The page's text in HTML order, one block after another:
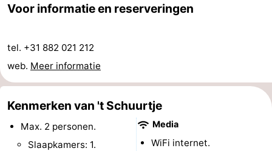
Uitkijkpunten
Attracties
-
Rondvaarten
-
Speeltuinen
-
Binnenspeeltuinen
-
Voor informatie en reserveringen
tel. +31 882 021 212
web. Meer informatie
Kenmerken van 't Schuurtje
Max. 2 personen.
Slaapkamers: 1.
Media
WiFi internet.